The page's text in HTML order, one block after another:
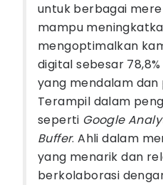
untuk berbagai
mampu
mengoptimalkan
digital sebesar
yang mendalam
Terampil dalam
seperti Google
Buffer. Ahli dalam
yang menarik dan
berkolaborasi